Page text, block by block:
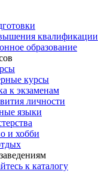
квалификации
образование
курсы
к экзаменам
личности
языки
и хобби
к каталогу